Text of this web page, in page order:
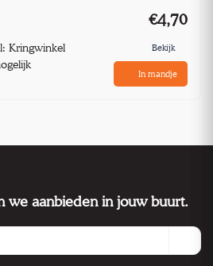
Kringwinkel
€4,70
Bekijk
In mandje
we aanbieden in jouw buurt.